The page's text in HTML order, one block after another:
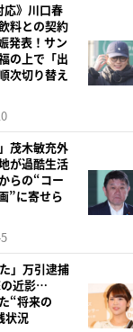
応》川口春
料との契約
発表！サン
の上で「出
次切り替え
茂木敏充外
が過酷生活
らの“コー
”に寄せら
」万引逮捕
の近影…
“将来の
状況